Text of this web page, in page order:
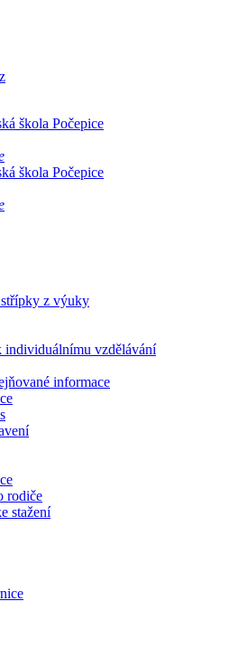
z výuky
individuálnímu vzdělávání
informace
rodiče
stažení